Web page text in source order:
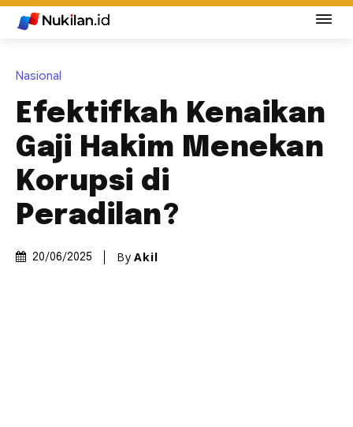
Nasional
Efektifkah Kenaikan
Gaji Hakim Menekan
Korupsi di
Peradilan?
20/06/2025 By Akil